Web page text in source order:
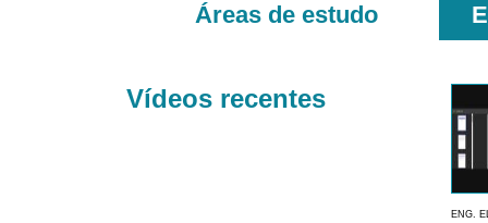
Áreas de estudo
Vídeos recentes
ENG.